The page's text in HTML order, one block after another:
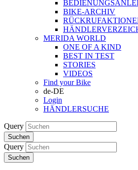
BIKE-ARCHIV
MERIDA WORLD
ONE OF A KIND
BEST IN TEST
STORIES
VIDEOS
Find your Bike
de-DE
Login
HÄNDLERSUCHE
Query
Suchen
Query
Suchen